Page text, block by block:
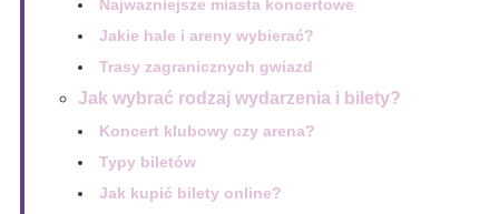
Najważniejsze miasta koncertowe
Jakie hale i areny wybierać?
Trasy zagranicznych gwiazd
Jak wybrać rodzaj wydarzenia i bilety?
Koncert klubowy czy arena?
Typy biletów
Jak kupić bilety online?